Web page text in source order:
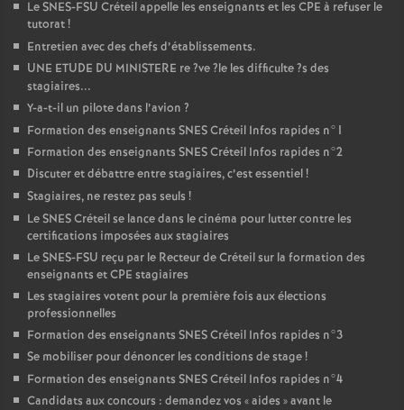
LeSNES-FSU Créteil appelle les enseignants et les CPE à refuser le
tutorat!
Entretien avec des chefs d’établissements.
UNE ETUDE DU MINISTERE re?ve?le les difficulte?s des
stagiaires...
Y-a-t-il un pilote dans l’avion ?
Formation des enseignants SNESCréteil Infos rapides n°1
Formation des enseignants SNESCréteil Infos rapides n°2
Discuter et débattre entre stagiaires, c’est essentiel!
Stagiaires, ne restez pas seuls !
LeSNESCréteil se lance dans le cinéma pour lutter contre les
certifications imposées aux stagiaires
LeSNES-FSU reçu par le Recteur de Créteil sur la formation des
enseignants etCPE stagiaires
Les stagiaires votent pour la première fois aux élections
professionnelles
Formation des enseignants SNESCréteil Infos rapides n°3
Se mobiliser pour dénoncer les conditions de stage!
Formation des enseignants SNESCréteil Infos rapides n°4
Candidats aux concours : demandez vos «aides » avant le